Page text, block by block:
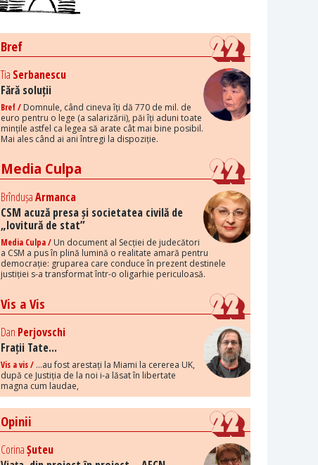
Bref
Tia Serbanescu
Fără soluții
Bref / Domnule, când cineva îți dă 770 de mil. de
euro pentru o lege (a salarizării), păi îți aduni toate
mințile astfel ca legea să arate cât mai bine posibil.
Mai ales când ai ani întregi la dispoziție.
Media Culpa
BrîndușaArmanca
CSM acuză presa și societatea civilă de
„lovitură de stat”
Media Culpa / Un document al Secției de judecători
a CSM a pus în plină lumină o realitate amară pentru
democrație: gruparea care conduce în prezent destinele
justiției s-a transformat într-o oligarhie periculoasă.
Vis a Vis
Dan Perjovschi
Frații Tate...
Vis a vis / ...au fost arestați la Miami la cererea UK,
după ce Justiția de la noi i-a lăsat în libertate
magna cum laudae,
Opinii
CorinaȘuteu